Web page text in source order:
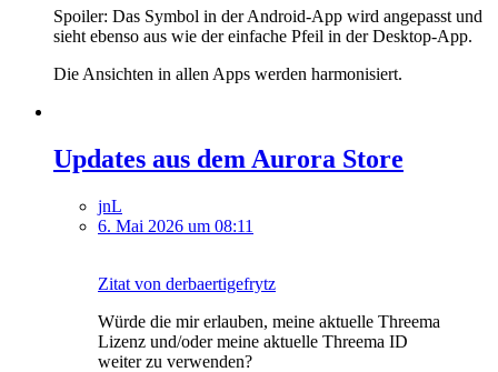
Spoiler: Das Symbol in der Android-App wird angepasst und
sieht ebenso aus wie der einfache Pfeil in der Desktop-App.
Die Ansichten in allen Apps werden harmonisiert.
Updates aus dem Aurora Store
jnL
6. Mai 2026 um 08:11
Zitat von derbaertigefrytz
Würde die mir erlauben, meine aktuelle Threema
Lizenz und/oder meine aktuelle Threema ID
weiter zu verwenden?